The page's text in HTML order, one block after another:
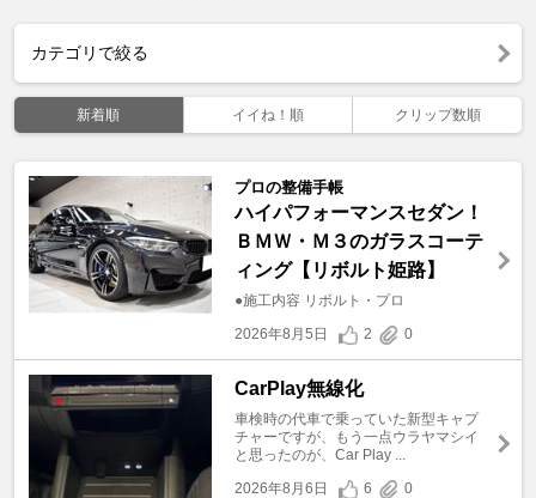
カテゴリで絞る
新着順 イイね！順 クリップ数順
プロの整備手帳
ハイパフォーマンスセダン！
ＢＭＷ・Ｍ３のガラスコーテ
ィング【リボルト姫路】
●施工内容 リボルト・プロ
2026年8月5日
2 0
CarPlay無線化
車検時の代車で乗っていた新型キャプ
チャーですが、もう一点ウラヤマシイ
と思ったのが、Car Play ...
2026年8月6日
6 0